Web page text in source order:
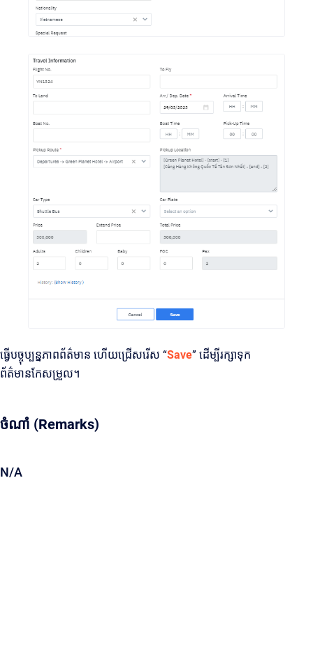
ធ្វើបច្ចុប្បន្នភាពព័ត៌មាន ហើយជ្រើសរើស “Save” ដើម្បីរក្សាទុក
ព័ត៌មានកែសម្រួល។
ចំណាំ (Remarks)
N/A